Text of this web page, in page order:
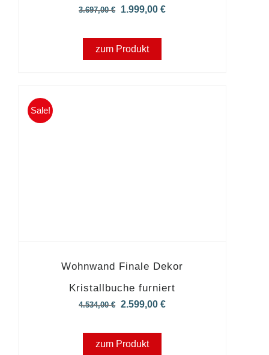
3.697,00€
Ursprünglicher
war:
3.697,00 €
1.999,00€Aktueller
zum Produkt
Sale!
Wohnwand Finale Dekor
Kristallbuche furniert
4.534,00€ Ursprünglicher
war:
4.534,00 €
2.599,00€Aktueller
zum Produkt